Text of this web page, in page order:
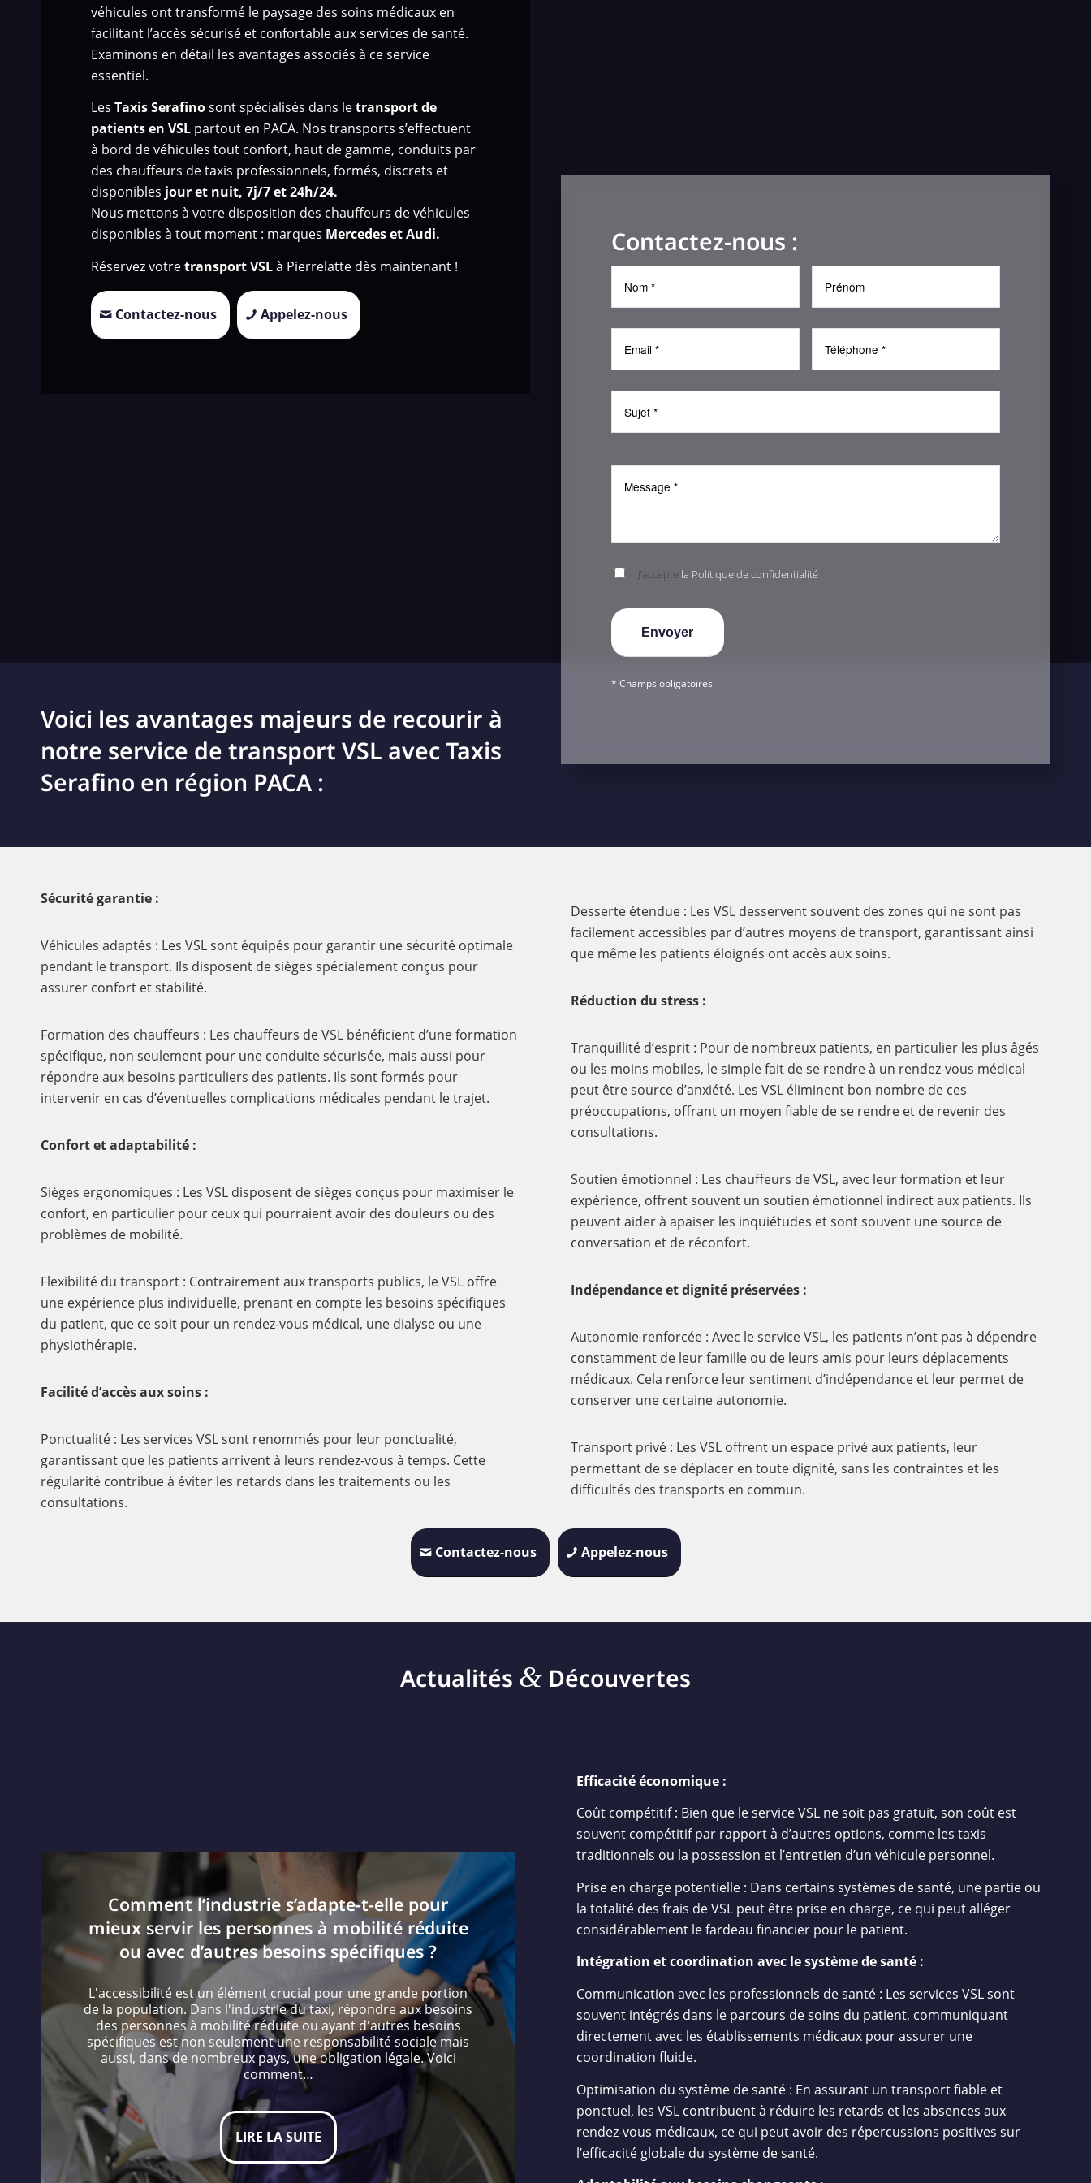
véhicules ont transformé le paysage des soins médicaux en
facilitant l’accès sécurisé et confortable aux services de santé.
Examinons en détail les avantages associés à ce service
essentiel.
LesTaxis Serafinosont spécialisés dans letransport de
patients en VSL partout en PACA. Nos transports s’effectuent
à bord de véhicules tout confort, haut de gamme, conduits par
des chauffeurs de taxis professionnels, formés, discrets et
disponibles jour et nuit, 7j/7 et 24h/24.
Nous mettons à votre disposition des chauffeurs de véhicules
disponibles à tout moment : marques Mercedes et Audi.
Réservez votretransport VSLà Pierrelatte dès maintenant !
Contactez-nous Appelez-nous
Voici les avantages majeurs de recourir à
notre service de transport VSL avec Taxis
Serafino en région PACA :
Contactez-nous :
J’accepte la Politique de confidentialité
* Champs obligatoires
Sécurité garantie :
Véhicules adaptés : Les VSL sont équipés pour garantir une sécurité optimale
pendant le transport. Ils disposent de sièges spécialement conçus pour
assurer confort et stabilité.
Formation des chauffeurs : Les chauffeurs de VSL bénéficient d’une formation
spécifique, non seulement pour une conduite sécurisée, mais aussi pour
répondre aux besoins particuliers des patients. Ils sont formés pour
intervenir en cas d’éventuelles complications médicales pendant le trajet.
Confort et adaptabilité :
Sièges ergonomiques : Les VSL disposent de sièges conçus pour maximiser le
confort, en particulier pour ceux qui pourraient avoir des douleurs ou des
problèmes de mobilité.
Flexibilité du transport : Contrairement aux transports publics, le VSL offre
une expérience plus individuelle, prenant en compte les besoins spécifiques
du patient, que ce soit pour un rendez-vous médical, une dialyse ou une
physiothérapie.
Facilité d’accès aux soins :
Ponctualité : Les services VSL sont renommés pour leur ponctualité,
garantissant que les patients arrivent à leurs rendez-vous à temps. Cette
régularité contribue à éviter les retards dans les traitements ou les
consultations.
Desserte étendue : Les VSL desservent souvent des zones qui ne sont pas
facilement accessibles par d’autres moyens de transport, garantissant ainsi
que même les patients éloignés ont accès aux soins.
Réduction du stress :
Tranquillité d’esprit : Pour de nombreux patients, en particulier les plus âgés
ou les moins mobiles, le simple fait de se rendre à un rendez-vous médical
peut être source d’anxiété. Les VSL éliminent bon nombre de ces
préoccupations, offrant un moyen fiable de se rendre et de revenir des
consultations.
Soutien émotionnel : Les chauffeurs de VSL, avec leur formation et leur
expérience, offrent souvent un soutien émotionnel indirect aux patients. Ils
peuvent aider à apaiser les inquiétudes et sont souvent une source de
conversation et de réconfort.
Indépendance et dignité préservées :
Autonomie renforcée : Avec le service VSL, les patients n’ont pas à dépendre
constamment de leur famille ou de leurs amis pour leurs déplacements
médicaux. Cela renforce leur sentiment d’indépendance et leur permet de
conserver une certaine autonomie.
Transport privé : Les VSL offrent un espace privé aux patients, leur
permettant de se déplacer en toute dignité, sans les contraintes et les
difficultés des transports en commun.
Contactez-nous Appelez-nous
Actualités & Découvertes
Comment l’industrie s’adapte-t-elle pour
mieux servir les personnes à mobilité réduite
ou avec d’autres besoins spécifiques ?
L'accessibilité est un élément crucial pour une grande portion
de la population. Dans l'industrie du taxi, répondre aux besoins
des personnes à mobilité réduite ou ayant d'autres besoins
spécifiques est non seulement une responsabilité sociale mais
aussi, dans de nombreux pays, une obligation légale. Voici
comment…
LIRE LA SUITE
Efficacité économique :
Coût compétitif : Bien que le service VSL ne soit pas gratuit, son coût est
souvent compétitif par rapport à d’autres options, comme les taxis
traditionnels ou la possession et l’entretien d’un véhicule personnel.
Prise en charge potentielle : Dans certains systèmes de santé, une partie ou
la totalité des frais de VSL peut être prise en charge, ce qui peut alléger
considérablement le fardeau financier pour le patient.
Intégration et coordination avec le système de santé :
Communication avec les professionnels de santé : Les services VSL sont
souvent intégrés dans le parcours de soins du patient, communiquant
directement avec les établissements médicaux pour assurer une
coordination fluide.
Optimisation du système de santé : En assurant un transport fiable et
ponctuel, les VSL contribuent à réduire les retards et les absences aux
rendez-vous médicaux, ce qui peut avoir des répercussions positives sur
l’efficacité globale du système de santé.